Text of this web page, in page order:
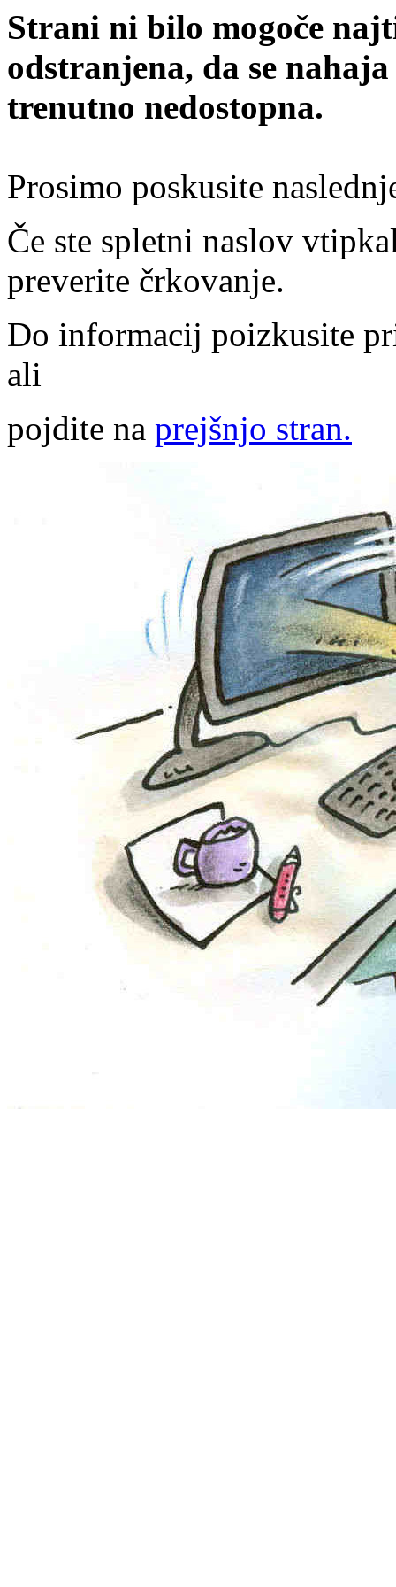
Strani ni bilo mogoče
odstranjena, da se
trenutno nedostopna.
Prosimo poskusite
Če ste spletni naslov
preverite črkovanje.
Do informacij poizkusite
ali
pojdite na prejšnjo stran.